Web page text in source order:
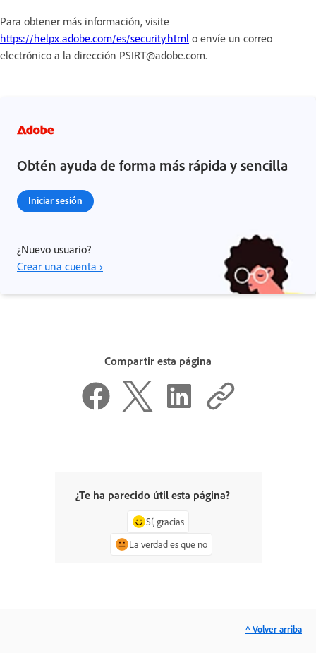
Para obtener más información, visite
https://helpx.adobe.com/es/security.html o envíe un correo
electrónico a la dirección PSIRT@adobe.com.
Obtén ayuda de forma más rápida y sencilla
Iniciar sesión
¿Nuevo usuario?
Crear una cuenta ›
Compartir esta página
¿Te ha parecido útil esta página?
Sí, gracias
La verdad es que no
^ Volver arriba